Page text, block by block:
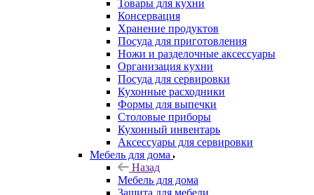
Товары для кухни
Консервация
Хранение продуктов
Посуда для приготовления
Ножи и разделочные аксессуары
Организация кухни
Посуда для сервировки
Кухонные расходники
Формы для выпечки
Столовые приборы
Кухонный инвентарь
Аксессуары для сервировки
Мебель для дома
Назад
Мебель для дома
Защита для мебели